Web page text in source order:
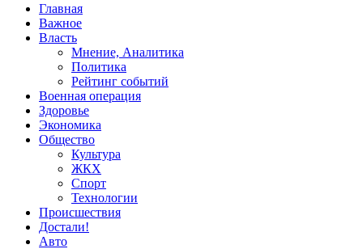
Главная
Важное
Власть
Мнение, Аналитика
Политика
Рейтинг событий
Военная операция
Здоровье
Экономика
Общество
Культура
ЖКХ
Спорт
Технологии
Происшествия
Достали!
Авто